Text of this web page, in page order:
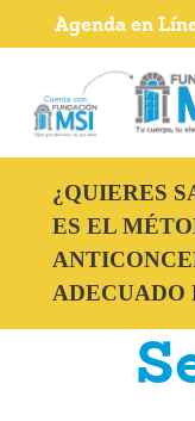
¿QUIERES
ES EL
ADECUADO
Agenda en